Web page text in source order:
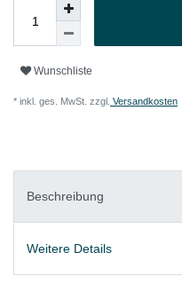
Wunschliste
* inkl. ges. MwSt. zzgl. Versandkosten
Beschreibung
Weitere Details